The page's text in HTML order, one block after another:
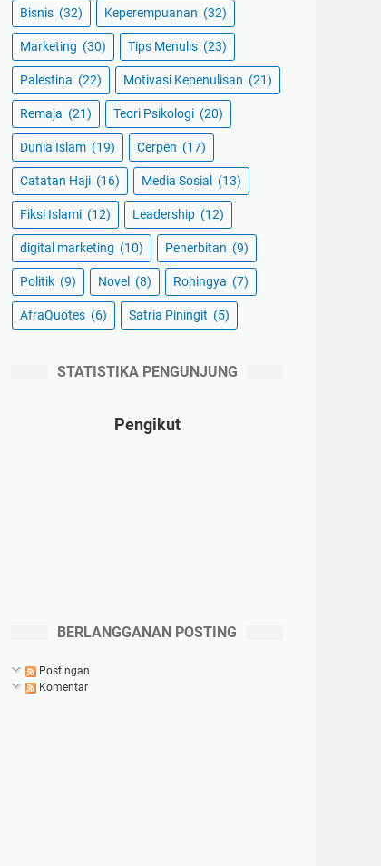
Bisnis (32) Keperempuanan (32)
Marketing (30) Tips Menulis (23)
Palestina (22) Motivasi Kepenulisan (21)
Remaja (21) Teori Psikologi (20)
Dunia Islam (19) Cerpen (17)
Catatan Haji (16) Media Sosial (13)
Fiksi Islami (12) Leadership (12)
digital marketing (10) Penerbitan (9)
Politik (9) Novel (8) Rohingya (7)
AfraQuotes (6) Satria Piningit (5)
STATISTIKA PENGUNJUNG
Pengikut
BERLANGGANAN POSTING
Postingan
Komentar